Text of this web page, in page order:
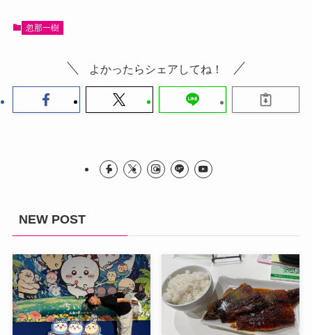
忽那一樹
よかったらシェアしてね！
NEW POST